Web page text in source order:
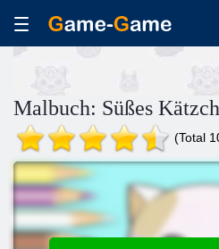
Malbuch: Süßes
(Total